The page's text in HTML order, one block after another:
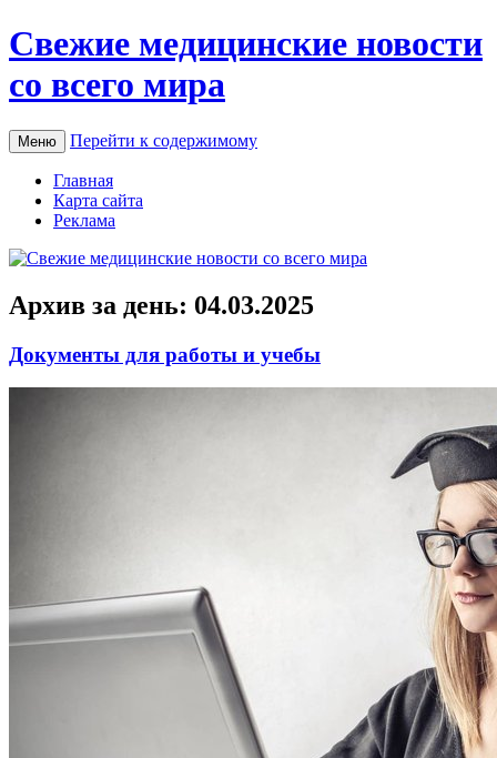
Свежие медицинские новости
со всего мира
Меню Перейти к содержимому
Главная
Карта сайта
Реклама
Архив за день: 04.03.2025
Документы для работы и учебы